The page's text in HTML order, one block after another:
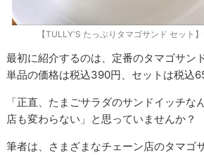
【TULLY'S たっぷりタマゴサンド セット
最初に紹介するのは、定番のタマゴサンド
単品の価格は税込390円、セットは税込
「正直、たまごサラダのサンドイッチな
店も変わらない」と思っていませんか？
筆者は、さまざまなチェーン店のタマゴ